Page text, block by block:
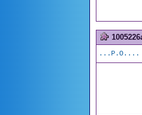
...P.O....